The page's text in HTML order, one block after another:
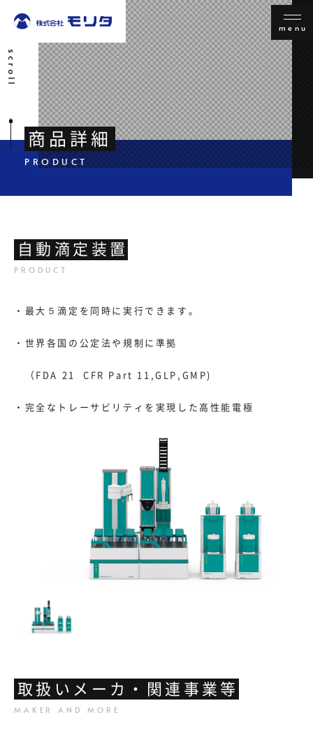
scroll
menu
商品詳細
自動滴定装置
・最大５滴定を同時に実行できます。
・世界各国の公定法や規制に準拠
（FDA 21 CFR Part 11,GLP,GMP)
・完全なトレーサビリティを実現した高性能電極
取扱いメーカ・関連事業等